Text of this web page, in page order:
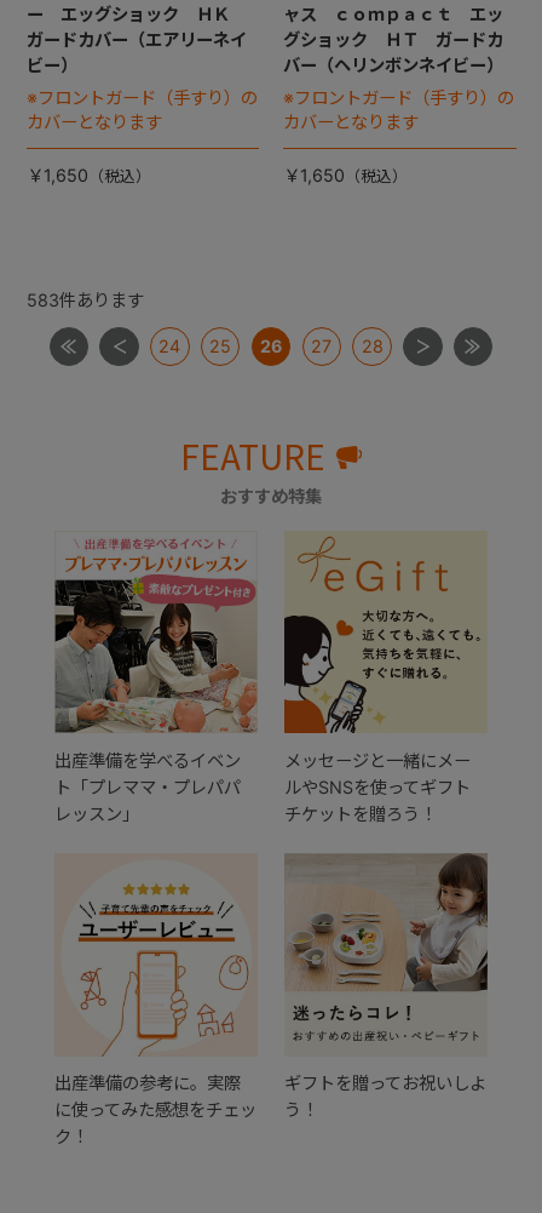
ー エッグショック ＨＫ
ガードカバー（エアリーネイ
ビー）
※フロントガード（手すり）の
カバーとなります
￥1,650
ャス ｃｏｍｐａｃｔ エッ
グショック ＨＴ ガードカ
バー（ヘリンボンネイビー）
※フロントガード（手すり）の
カバーとなります
￥1,650
583件あります
24 25 26 27 28
FEATURE
おすすめ特集
出産準備を学べるイベン
ト「プレママ・プレパパ
レッスン」
メッセージと一緒にメー
ルやSNSを使ってギフト
チケットを贈ろう！
出産準備の参考に。実際
に使ってみた感想をチェッ
ク！
ギフトを贈ってお祝いしよ
う！